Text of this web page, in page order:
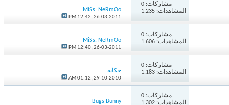
مشاركات:0
المشاهدات: 1.235
MiSs. NeRmOo
26-03-2011,
12:42 PM
مشاركات:0
المشاهدات: 1.606
MiSs. NeRmOo
26-03-2011,
12:40 PM
مشاركات:0
المشاهدات: 1.183
حكايه
29-10-2010,
01:12 AM
مشاركات:0
المشاهدات: 1.302
Bugs Bunny